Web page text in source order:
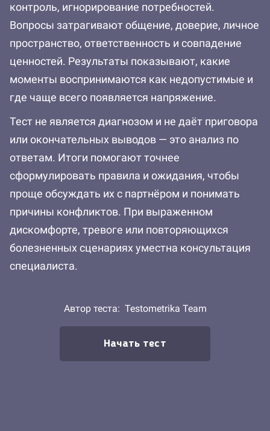
контроль, игнорирование потребностей.
Вопросы затрагивают общение, доверие, личное
пространство, ответственность и совпадение
ценностей. Результаты показывают, какие
моменты воспринимаются как недопустимые и
где чаще всего появляется напряжение.
Тест не является диагнозом и не даёт приговора
или окончательных выводов — это анализ по
ответам. Итоги помогают точнее
сформулировать правила и ожидания, чтобы
проще обсуждать их с партнёром и понимать
причины конфликтов. При выраженном
дискомфорте, тревоге или повторяющихся
болезненных сценариях уместна консультация
специалиста.
Автор теста: Testometrika Team
Начать тест